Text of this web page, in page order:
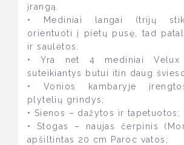
įrangą.
• Mediniai langai (trijų
orientuoti į pietų pusę, tad
ir saulėtos.
• Yra net 4 mediniai Velux
suteikiantys butui itin daug
• Vonios kambaryje
plytelių grindys;
• Sienos – dažytos ir tapetuotos;
• Stogas – naujas čerpinis
apšiltintas 20 cm Paroc vatos;